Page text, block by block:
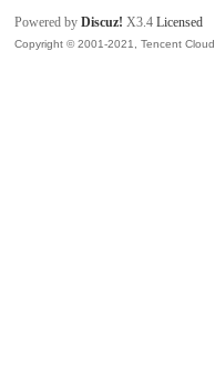
Powered byDiscuz! X3.4 Licensed
Copyright © 2001-2021, Tencent Cloud.